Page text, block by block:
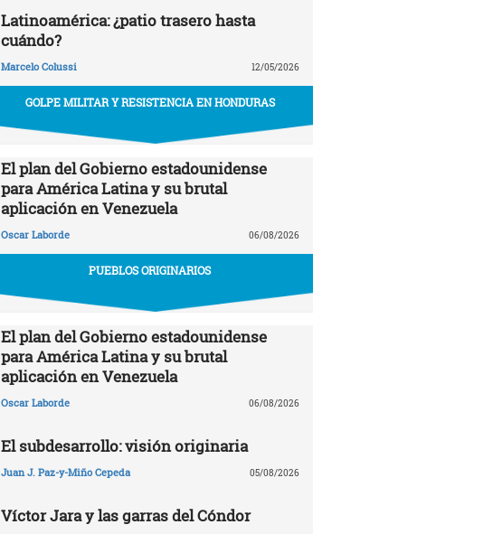
Latinoamérica: ¿patio trasero hasta
cuándo?
Marcelo Colussi 12/05/2026
GOLPE MILITAR Y RESISTENCIA EN HONDURAS
El plan del Gobierno estadounidense
para América Latina y su brutal
aplicación en Venezuela
Oscar Laborde 06/08/2026
PUEBLOS ORIGINARIOS
El plan del Gobierno estadounidense
para América Latina y su brutal
aplicación en Venezuela
Oscar Laborde 06/08/2026
El subdesarrollo: visión originaria
Juan J. Paz-y-Miño Cepeda 05/08/2026
Víctor Jara y las garras del Cóndor